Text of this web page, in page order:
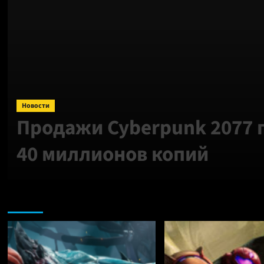
Новости
Продажи Cyberpunk 2077
40 миллионов копий